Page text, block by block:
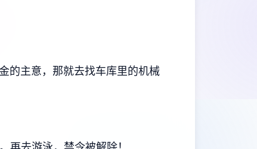
的主意，那就去找车库里的机械